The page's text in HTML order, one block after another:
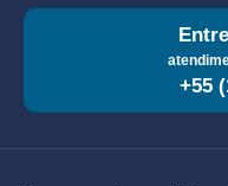
+55